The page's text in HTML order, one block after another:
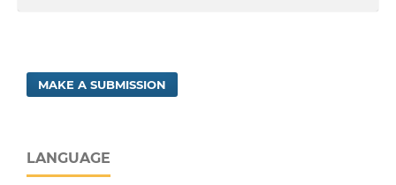
MAKE A SUBMISSION
LANGUAGE